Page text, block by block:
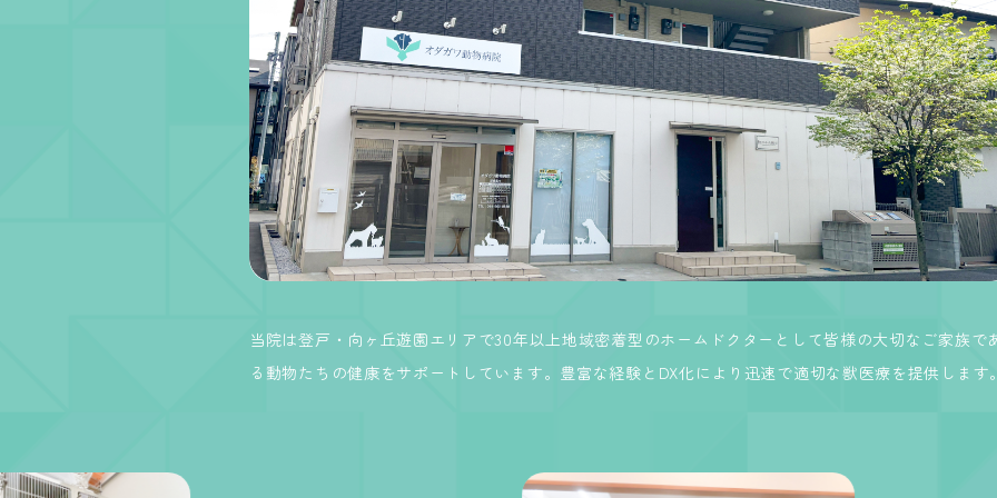
当院は登戸・向ヶ丘遊園エリアで30年以上地域密着型のホームドクターとして皆様の大切なご家族で
る動物たちの健康をサポートしています。豊富な経験とDX化により迅速で適切な獣医療を提供します